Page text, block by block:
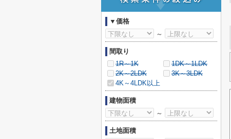
▼価格
～
間取り
1R～1K
1DK～1LDK
2K～2LDK
3K～3LDK
4K～4LDK以上
建物面積
～
土地面積